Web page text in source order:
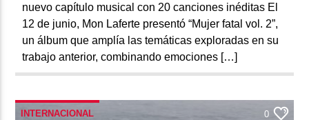
nuevo capítulo musical con 20 canciones inéditas El
12 de junio, Mon Laferte presentó “Mujer fatal vol. 2”,
un álbum que amplía las temáticas exploradas en su
trabajo anterior, combinando emociones […]
INTERNACIONAL 0